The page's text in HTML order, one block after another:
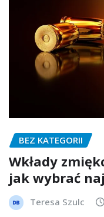
BEZ KATEGORII
Wkłady
jak wybrać
Teresa Szulc